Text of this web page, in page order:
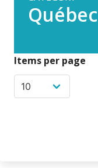
Québec
Items per page